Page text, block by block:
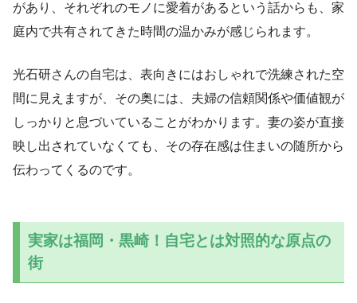
があり、それぞれのモノに愛着があるという話からも、家
庭内で共有されてきた時間の温かみが感じられます。
光石研さんの自宅は、表向きにはおしゃれで洗練された空
間に見えますが、その奥には、夫婦の信頼関係や価値観が
しっかりと息づいていることがわかります。妻の姿が直接
映し出されていなくても、その存在感は住まいの随所から
伝わってくるのです。
実家は福岡・黒崎！自宅とは対照的な原点の
街